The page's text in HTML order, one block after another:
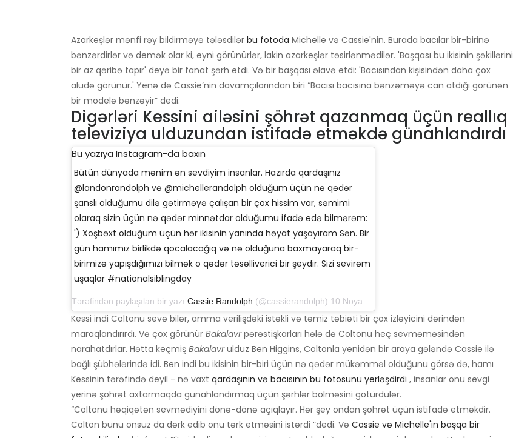
Azarkeşlər mənfi rəy bildirməyə tələsdilər bu fotoda Michelle və Cassie'nin. Burada bacılar bir-birinə
bənzərdirlər və demək olar ki, eyni görünürlər, lakin azarkeşlər təsirlənmədilər. 'Başqası bu ikisinin şəkillərini
bir az qəribə tapır' deyə bir fanat şərh etdi. Və bir başqası əlavə etdi: 'Bacısından kişisindən daha çox
aludə görünür.' Yenə də Cassie’nin davamçılarından biri “Bacısı bacısına bənzəməyə can atdığı görünən
bir modelə bənzəyir” dedi.
Digərləri Kessini ailəsini şöhrət qazanmaq üçün reallıq
televiziya ulduzundan istifadə etməkdə günahlandırdı
Bu yazıya Instagram-da baxın
Bütün dünyada mənim ən sevdiyim insanlar. Hazırda qardaşınız
@landonrandolph və @michellerandolph olduğum üçün nə qədər
şanslı olduğumu dilə gətirməyə çalışan bir çox hissim var, səmimi
olaraq sizin üçün nə qədər minnətdar olduğumu ifadə edə bilmərəm:
') Xoşbəxt olduğum üçün hər ikisinin yanında həyat yaşayıram Sən. Bir
gün hamımız birlikdə qocalacağıq və nə olduğuna baxmayaraq bir-
birimizə yapışdığımızı bilmək o qədər təsəlliverici bir şeydir. Sizi sevirəm
uşaqlar #nationalsiblingday
Tərəfindən paylaşılan bir yazı Cassie Randolph (@cassierandolph) 10 Noyabr 2019 tarixində 21:44 PM PDT
Kessi indi Coltonu sevə bilər, amma verilişdəki istəkli və təmiz təbiəti bir çox izləyicini dərindən
maraqlandırırdı. Və çox görünür Bakalavrpərəstişkarları hələ də Coltonu heç sevməməsindən
narahatdırlar. Hətta keçmiş Bakalavrulduz Ben Higgins, Coltonla yenidən bir araya gələndə Cassie ilə
bağlı şübhələrində idi. Ben indi bu ikisinin bir-biri üçün nə qədər mükəmməl olduğunu görsə də, hamı
Kessinin tərəfində deyil - nə vaxt qardaşının və bacısının bu fotosunu yerləşdirdi , insanlar onu sevgi
yerinə şöhrət axtarmaqda günahlandırmaq üçün şərhlər bölməsini götürdülər.
“Coltonu həqiqətən sevmədiyini dönə-dönə açıqlayır. Hər şey ondan şöhrət üçün istifadə etməkdir.
Colton bunu onsuz da dərk edib onu tərk etməsini istərdi ”dedi. Və Cassie və Michelle'in başqa bir